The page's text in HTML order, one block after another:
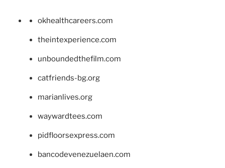
okhealthcareers.com
theintexperience.com
unboundedthefilm.com
catfriends-bg.org
marianlives.org
waywardtees.com
pidfloorsexpress.com
bancodevenezuelaen.com